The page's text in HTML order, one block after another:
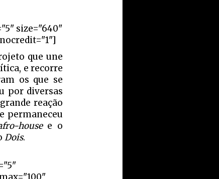
size="640"
que une
e recorre
os que se
por diversas
reação
permaneceu
housee o
Dois.